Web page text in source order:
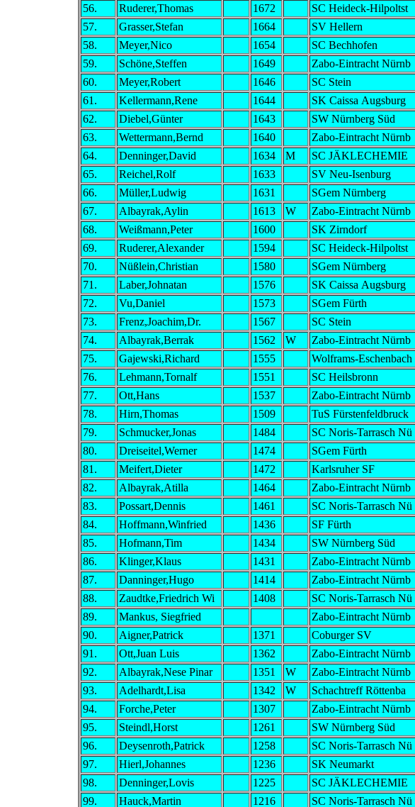
56.
Ruderer,Thomas 1672 SC Heideck-Hilpoltst
57.
Grasser,Stefan 1664 SV Hellern
58.
Meyer,Nico 1654 SC Bechhofen
59.
Schöne,Steffen 1649 Zabo-Eintracht Nürnb
60.
Meyer,Robert 1646 SC Stein
61.
Kellermann,Rene 1644 SK Caissa Augsburg
62.
Diebel,Günter 1643 SW Nürnberg Süd
63.
Wettermann,Bernd 1640 Zabo-Eintracht Nürnb
64.
Denninger,David 1634 M SC JÄKLECHEMIE
65.
Reichel,Rolf 1633 SV Neu-Isenburg
66.
Müller,Ludwig 1631 SGem Nürnberg
67.
Albayrak,Aylin 1613 W Zabo-Eintracht Nürnb
68.
Weißmann,Peter 1600 SK Zirndorf
69.
Ruderer,Alexander 1594 SC Heideck-Hilpoltst
70.
Nüßlein,Christian 1580 SGem Nürnberg
71.
Laber,Johnatan 1576 SK Caissa Augsburg
72.
Vu,Daniel 1573 SGem Fürth
73.
Frenz,Joachim,Dr. 1567 SC Stein
74.
Albayrak,Berrak 1562 W Zabo-Eintracht Nürnb
75.
Gajewski,Richard 1555 Wolframs-Eschenbach
76.
Lehmann,Tornalf 1551 SC Heilsbronn
77.
Ott,Hans 1537 Zabo-Eintracht Nürnb
78.
Hirn,Thomas 1509 TuS Fürstenfeldbruck
79.
Schmucker,Jonas 1484 SC Noris-Tarrasch Nü
80.
Dreiseitel,Werner 1474 SGem Fürth
81.
Meifert,Dieter 1472 Karlsruher SF
82.
Albayrak,Atilla 1464 Zabo-Eintracht Nürnb
83.
Possart,Dennis 1461 SC Noris-Tarrasch Nü
84.
Hoffmann,Winfried 1436 SF Fürth
85.
Hofmann,Tim 1434 SW Nürnberg Süd
86.
Klinger,Klaus 1431 Zabo-Eintracht Nürnb
87.
Danninger,Hugo 1414 Zabo-Eintracht Nürnb
88.
Zaudtke,Friedrich Wi 1408 SC Noris-Tarrasch Nü
89.
Mankus, Siegfried Zabo-Eintracht Nürnb
90.
Aigner,Patrick 1371 Coburger SV
91.
Ott,Juan Luis 1362 Zabo-Eintracht Nürnb
92.
Albayrak,Nese Pinar 1351 W Zabo-Eintracht Nürnb
93.
Adelhardt,Lisa 1342 W Schachtreff Röttenba
94.
Forche,Peter 1307 Zabo-Eintracht Nürnb
95.
Steindl,Horst 1261 SW Nürnberg Süd
96.
Deysenroth,Patrick 1258 SC Noris-Tarrasch Nü
97.
Hierl,Johannes 1236 SK Neumarkt
98.
Denninger,Lovis 1225 SC JÄKLECHEMIE
99.
Hauck,Martin 1216 SC Noris-Tarrasch Nü